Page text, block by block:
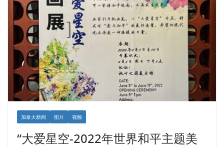
加拿大新闻 图片 视频
“大爱星空-2022年世界和平主题美